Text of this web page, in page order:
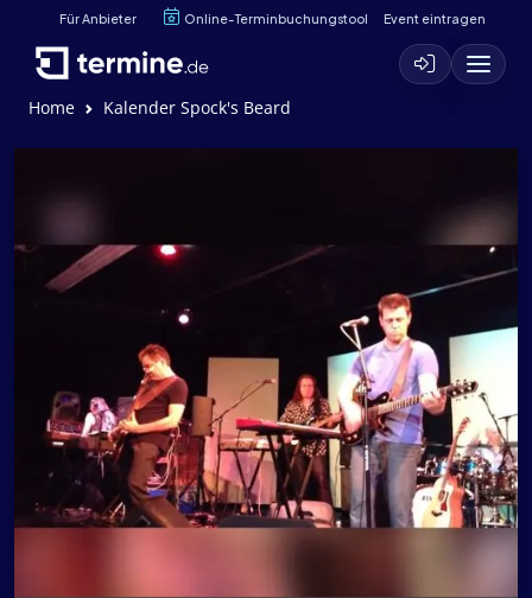
Für Anbieter Online-Terminbuchungstool Event eintragen
Home Kalender Spock's Beard